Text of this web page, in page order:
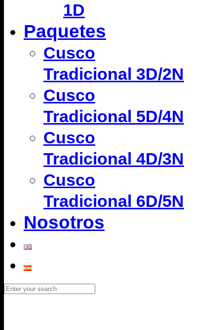
1D
Paquetes
Cusco
Tradicional 3D/2N
Cusco
Tradicional 5D/4N
Cusco
Tradicional 4D/3N
Cusco
Tradicional 6D/5N
Nosotros